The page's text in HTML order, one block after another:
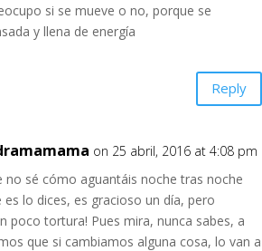
si se mueve o no, porque se
y llena de energía
Reply
on 25 abril, 2016 at 4:08 pm
no sé cómo aguantáis noche tras noche
lo dices, es gracioso un día, pero
poco tortura! Pues mira, nunca sabes, a
que si cambiamos alguna cosa, lo van a